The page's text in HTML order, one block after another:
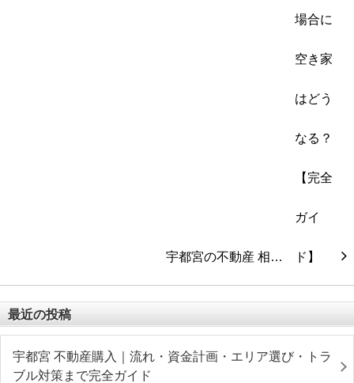
宇都宮の不動産 相…
最近の投稿
宇都宮 不動産購入｜流れ・資金計画・エリア選び・トラ
ブル対策まで完全ガイド